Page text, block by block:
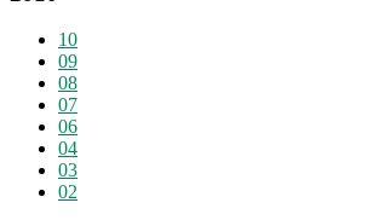
10
09
08
07
06
04
03
02